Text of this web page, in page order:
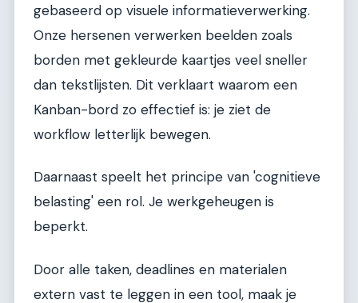
gebaseerd op visuele informatieverwerking.
Onze hersenen verwerken beelden zoals
borden met gekleurde kaartjes veel sneller
dan tekstlijsten. Dit verklaart waarom een
Kanban-bord zo effectief is: je ziet de
workflow letterlijk bewegen.
Daarnaast speelt het principe van 'cognitieve
belasting' een rol. Je werkgeheugen is
beperkt.
Door alle taken, deadlines en materialen
extern vast te leggen in een tool, maak je